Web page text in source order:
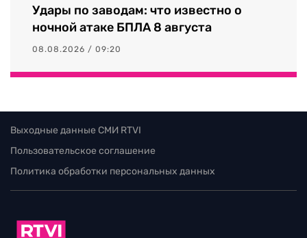
Удары по заводам: что известно о
ночной атаке БПЛА 8 августа
08.08.2026 / 09:20
Выходные данные СМИ RTVI
Пользовательское соглашение
Политика обработки персональных данных